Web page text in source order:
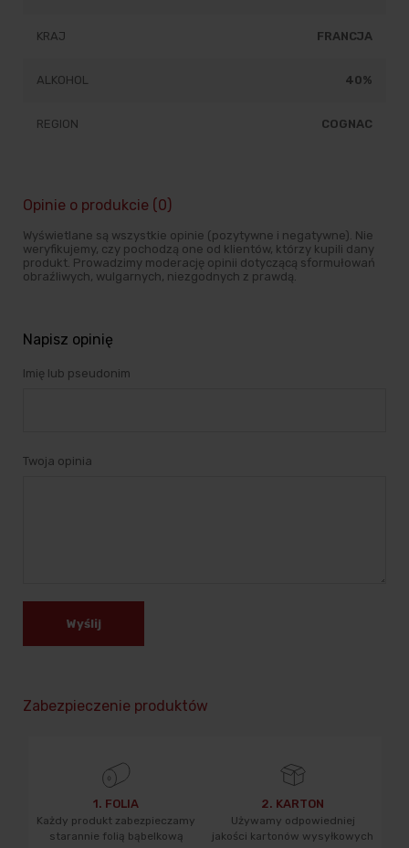
KRAJ FRANCJA
ALKOHOL 40%
REGION COGNAC
Opinie o produkcie (0)
Wyświetlane są wszystkie opinie (pozytywne i negatywne). Nie
weryfikujemy, czy pochodzą one od klientów, którzy kupili dany
produkt. Prowadzimy moderację opinii dotyczącą sformułowań
obraźliwych, wulgarnych, niezgodnych z prawdą.
Napisz opinię
Imię lub pseudonim
Twoja opinia
Wyślij
Zabezpieczenie produktów
1. FOLIA
Każdy produkt zabezpieczamy
starannie folią bąbelkową
2. KARTON
Używamy odpowiedniej
jakości kartonów wysyłkowych